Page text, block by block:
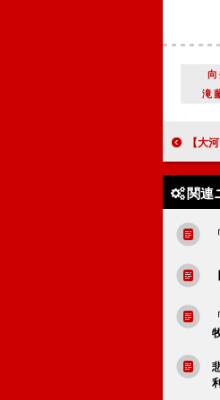
滝
【大河ド
関連